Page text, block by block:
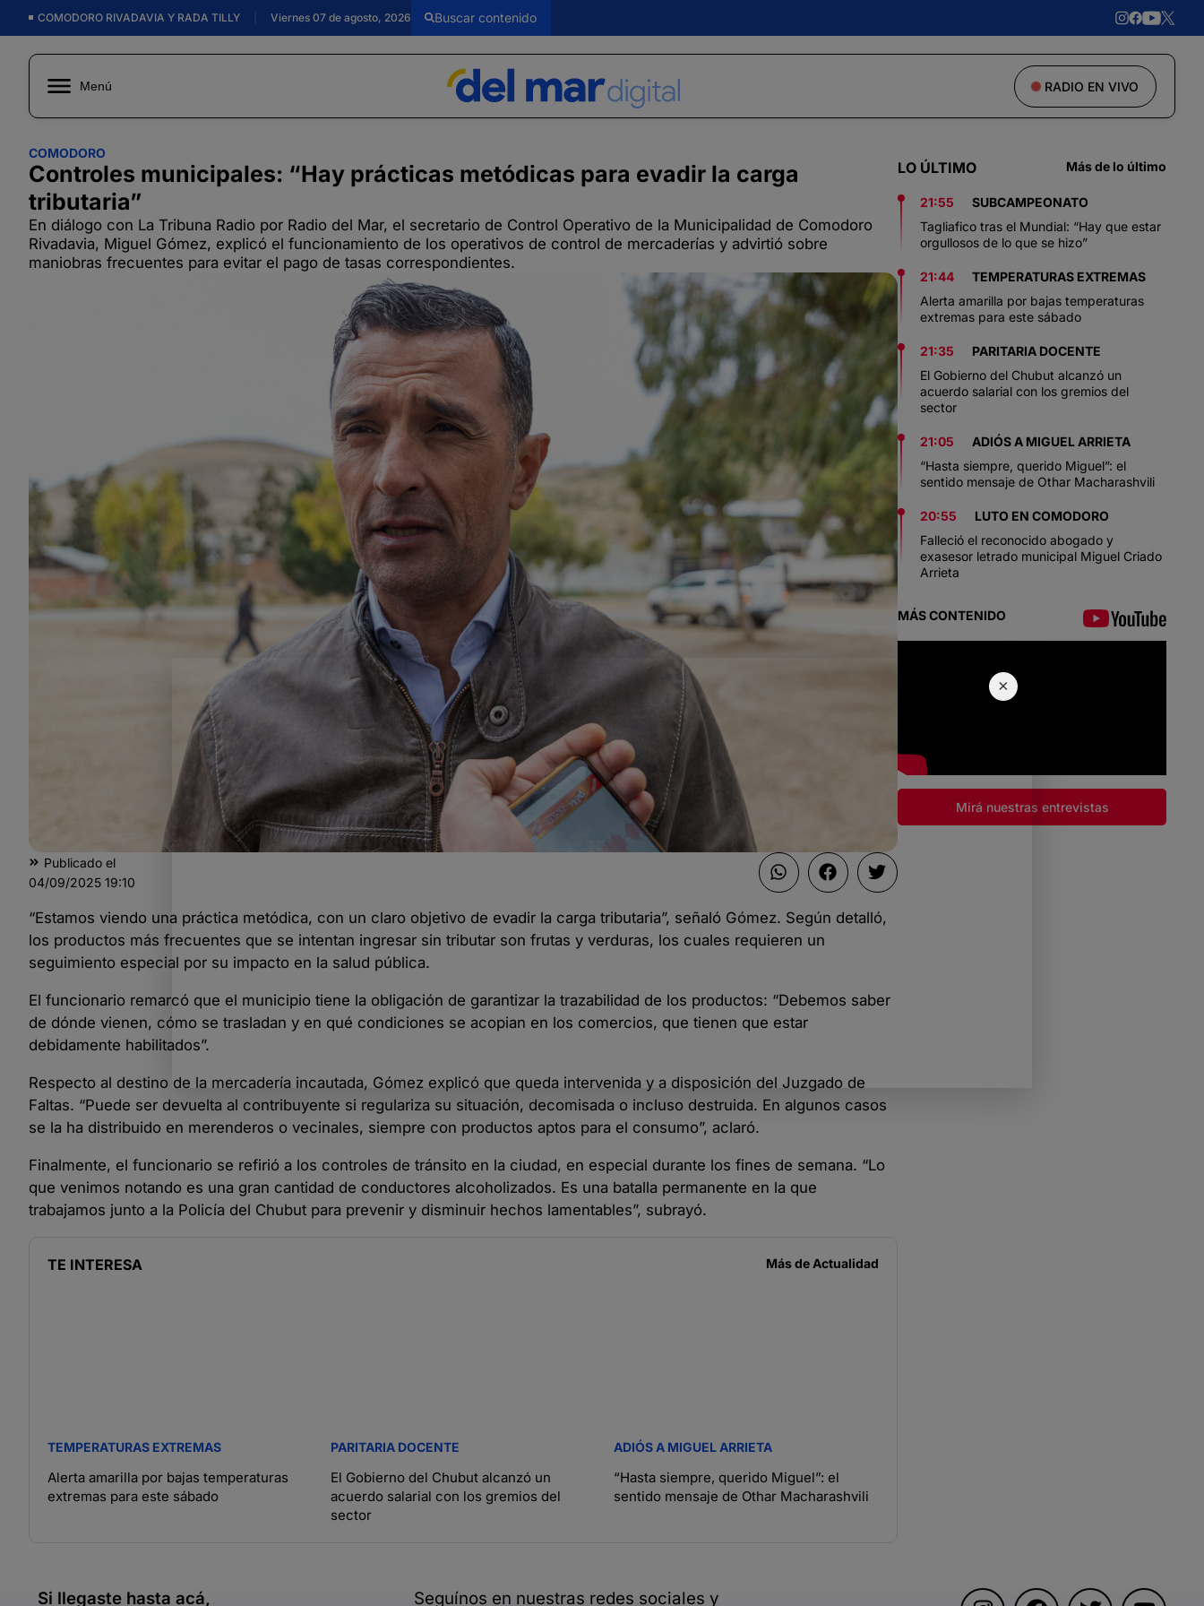
COMODORO RIVADAVIA Y RADA TILLY Viernes 07 de agosto, 2026
Menú RADIO EN VIVO
×
COMODORO
Controles municipales: “Hay prácticas metódicas para evadir la carga
tributaria”
En diálogo con La Tribuna Radio por Radio del Mar, el secretario de Control Operativo de la Municipalidad de Comodoro
Rivadavia, Miguel Gómez, explicó el funcionamiento de los operativos de control de mercaderías y advirtió sobre
maniobras frecuentes para evitar el pago de tasas correspondientes.
Publicado el
04/09/2025 19:10
“Estamos viendo una práctica metódica, con un claro objetivo de evadir la carga tributaria”, señaló Gómez. Según detalló,
los productos más frecuentes que se intentan ingresar sin tributar son frutas y verduras, los cuales requieren un
seguimiento especial por su impacto en la salud pública.
El funcionario remarcó que el municipio tiene la obligación de garantizar la trazabilidad de los productos: “Debemos saber
de dónde vienen, cómo se trasladan y en qué condiciones se acopian en los comercios, que tienen que estar
debidamente habilitados”.
Respecto al destino de la mercadería incautada, Gómez explicó que queda intervenida y a disposición del Juzgado de
Faltas. “Puede ser devuelta al contribuyente si regulariza su situación, decomisada o incluso destruida. En algunos casos
se la ha distribuido en merenderos o vecinales, siempre con productos aptos para el consumo”, aclaró.
Finalmente, el funcionario se refirió a los controles de tránsito en la ciudad, en especial durante los fines de semana. “Lo
que venimos notando es una gran cantidad de conductores alcoholizados. Es una batalla permanente en la que
trabajamos junto a la Policía del Chubut para prevenir y disminuir hechos lamentables”, subrayó.
TE INTERESA Más de Actualidad
TEMPERATURAS EXTREMAS
Alerta amarilla por bajas temperaturas
extremas para este sábado
PARITARIA DOCENTE
El Gobierno del Chubut alcanzó un
acuerdo salarial con los gremios del
sector
ADIÓS A MIGUEL ARRIETA
“Hasta siempre, querido Miguel”: el
sentido mensaje de Othar Macharashvili
LO ÚLTIMO Más de lo último
21:55
SUBCAMPEONATO
Tagliafico tras el Mundial: “Hay que estar
orgullosos de lo que se hizo”
21:44
TEMPERATURAS EXTREMAS
Alerta amarilla por bajas temperaturas
extremas para este sábado
21:35
PARITARIA DOCENTE
El Gobierno del Chubut alcanzó un
acuerdo salarial con los gremios del
sector
21:05
ADIÓS A MIGUEL ARRIETA
“Hasta siempre, querido Miguel”: el
sentido mensaje de Othar Macharashvili
20:55
LUTO EN COMODORO
Falleció el reconocido abogado y
exasesor letrado municipal Miguel Criado
Arrieta
MÁS CONTENIDO
Mirá nuestras entrevistas
Si llegaste hasta acá, Seguínos en nuestras redes sociales y